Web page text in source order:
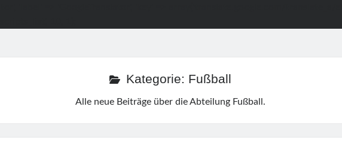
Kategorie: Fußball
Alle neue Beiträge über die Abteilung Fußball.